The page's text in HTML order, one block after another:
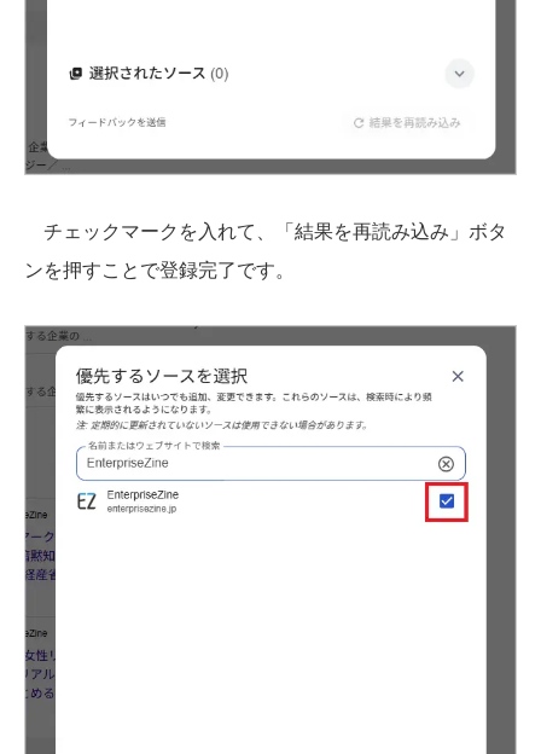
チェックマークを入れて、「結果を再読み込み」ボタ
ンを押すことで登録完了です。